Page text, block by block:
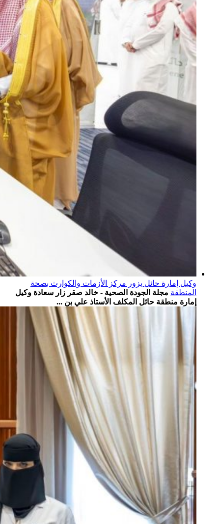
وكيل إمارة حائل يزور مركز الأزمات والكوارث بصحة
المنطقة مجلة الجودة الصحية - خالد صقر زار سعادة وكيل
إمارة منطقة حائل المكلف الأستاذ علي بن ...